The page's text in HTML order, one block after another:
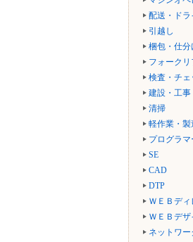
配送・ドラ
引越し
梱包・仕
フォークリ
検査・チェ
建設・工事
清掃
軽作業・
プログラマ
SE
CAD
DTP
ＷＥＢディ
ＷＥＢデザ
ネットワ